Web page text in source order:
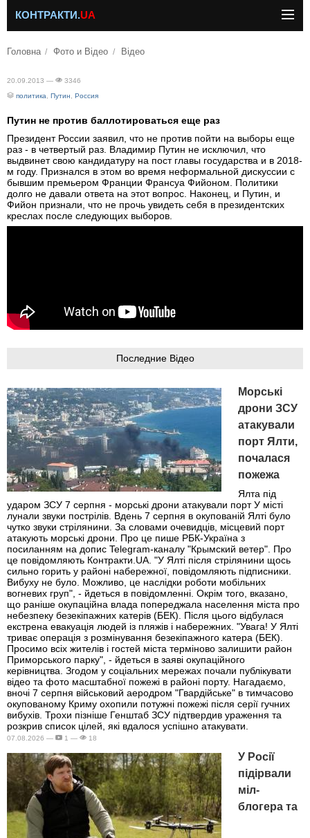
КОНТРАКТИ.UA
Головна Фото и Відео Відео
20.09.2013 —
3346
политика
Путин Россия
Путин не против баллотироваться еще раз
Президент России заявил, что не против пойти на выборы еще
раз - в четвертый раз. Владимир Путин не исключил, что
выдвинет свою кандидатуру на пост главы государства и в 2018-
м году. Признался в этом во время неформальной дискуссии с
бывшим премьером Франции Франсуа Фийоном. Политики
долго не давали ответа на этот вопрос. Наконец, и Путин, и
Фийон признали, что не прочь увидеть себя в президентских
креслах после следующих выборов.
Последние Відео
Морські
дрони ЗСУ
атакували
порт Ялти,
почалася
пожежа
Ялта під
ударом ЗСУ 7 серпня - морські дрони атакували порт У місті
лунали звуки пострілів. Вдень 7 серпня в окупованій Ялті було
чутко звуки стрілянини. За словами очевидців, місцевий порт
атакують морські дрони. Про це пише РБК-Україна з
посиланням на допис Telegram-каналу "Крымский ветер". Про
це повідомляють Контракти.UA. "У Ялті після стрілянини щось
сильно горить у районі набережної, повідомляють підписники.
Вибуху не було. Можливо, це наслідки роботи мобільних
вогневих груп", - йдеться в повідомленні. Окрім того, вказано,
що раніше окупаційна влада попереджала населення міста про
небезпеку безекіпажних катерів (БЕК). Після цього відбулася
екстрена евакуація людей із пляжів і набережних. "Увага! У Ялті
триває операція з розмінування безекіпажного катера (БЕК).
Просимо всіх жителів і гостей міста терміново залишити район
Приморського парку", - йдеться в заяві окупаційного
керівництва. Згодом у соціальних мережах почали публікувати
відео та фото масштабної пожежі в районі порту. Нагадаємо,
вночі 7 серпня військовий аеродром "Гвардійське" в тимчасово
окупованому Криму охопили потужні пожежі після серії гучних
вибухів. Трохи пізніше Генштаб ЗСУ підтвердив ураження та
розкрив список цілей, які вдалося успішно атакувати.
07.08.2026 — 1 — 18
У Росії
підірвали
міл-
блогера та